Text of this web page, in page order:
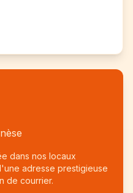
dans nos locaux
adresse prestigieuse
de courrier.